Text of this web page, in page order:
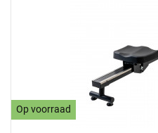
Op voorraad